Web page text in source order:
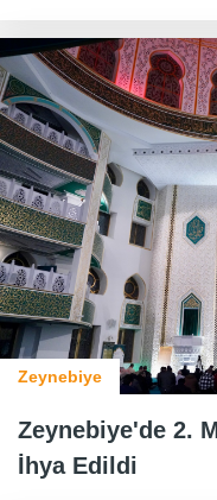
Zeynebiye
Zeynebiye'de 2.
İhya Edildi